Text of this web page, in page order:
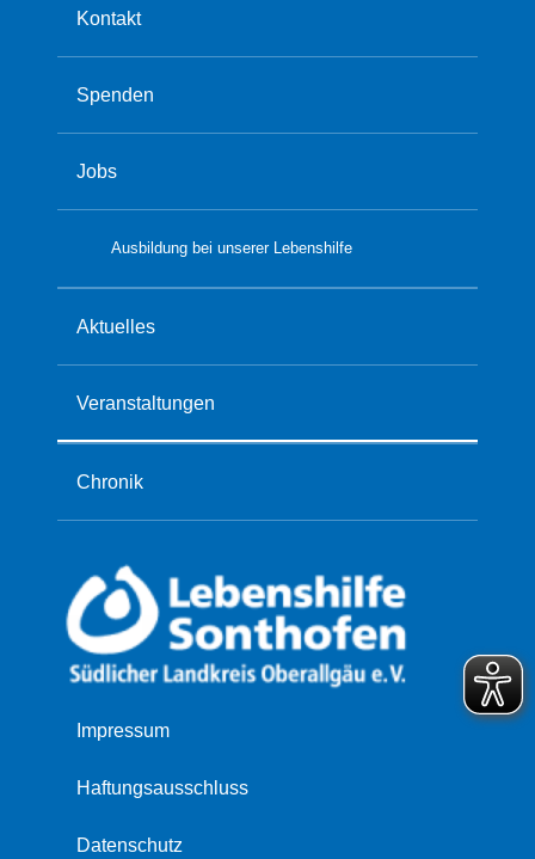
Kontakt
Spenden
Jobs
Ausbildung bei unserer Lebenshilfe
Aktuelles
Veranstaltungen
Chronik
überspringen
Impressum
Haftungsausschluss
Datenschutz